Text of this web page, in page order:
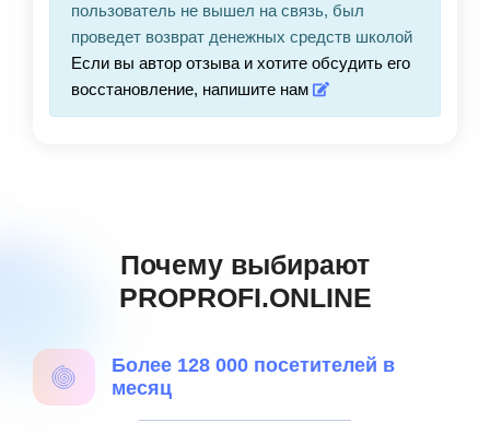
пользователь не вышел на связь, был
проведет возврат денежных средств школой
Если вы автор отзыва и хотите обсудить его
восстановление, напишите нам
Почему выбирают
PROPROFI.ONLINE
Более 128 000 посетителей в
месяц